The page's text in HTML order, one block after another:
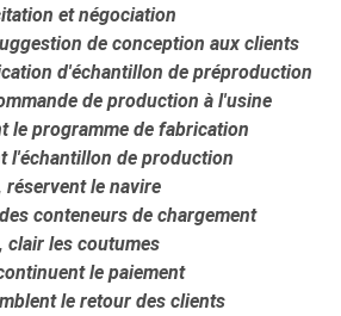
et négociation
de conception aux clients
d'échantillon de préproduction
de production à l'usine
le programme de fabrication
l'échantillon de production
réservent le navire
conteneurs de chargement
clair les coutumes
le paiement
le retour des clients